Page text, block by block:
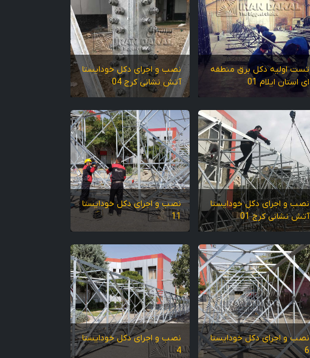
تست اولیه دکل برق منطقه
ای استان ایلام 01
نصب و اجرای دکل خودایستا
آتش نشانی کرج 04
نصب و اجرای دکل خودایستا
آتش نشانی کرج 01
نصب و اجرای دکل خودایستا
11
نصب و اجرای دکل خودایستا
6
نصب و اجرای دکل خودایستا
4